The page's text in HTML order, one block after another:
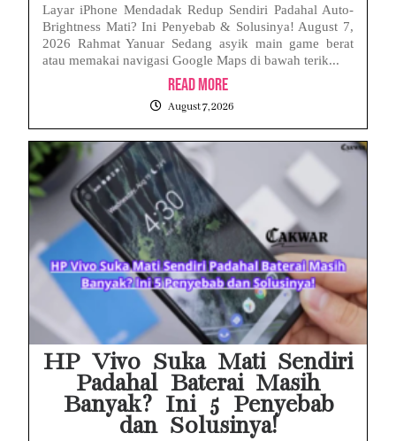
Layar iPhone Mendadak Redup Sendiri Padahal Auto-
Brightness Mati? Ini Penyebab & Solusinya! August 7,
2026 Rahmat Yanuar Sedang asyik main game berat
atau memakai navigasi Google Maps di bawah terik...
Read More
August 7, 2026
HP Vivo Suka Mati Sendiri
Padahal Baterai Masih
Banyak? Ini 5 Penyebab
dan Solusinya!